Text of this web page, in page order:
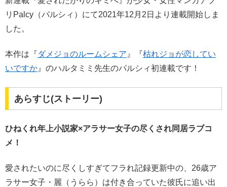
リPalcy（パルシィ）にて2021年12月2日より連載開始しま
した。
本作は『ダメジョのルームシェア 』『枯れジョが恋してい
いですか 』のハルタミミ先生のパルシィ初連載です！
あらすじ(ストーリー)
ひねくれ年上小説家×アラサー女子の尽くされ同居ラブコ
メ！
愛されたいのに尽くしすぎてフラれ記録更新中の、26歳ア
ラサー女子・麗（うらら）は付き合っていた彼氏に追い出